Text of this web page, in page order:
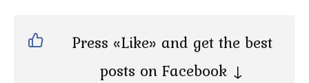
Press «Like» and get the best
posts on Facebook ↓